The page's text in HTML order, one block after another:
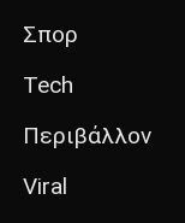
Σπορ
Tech
Περιβάλλον
Viral